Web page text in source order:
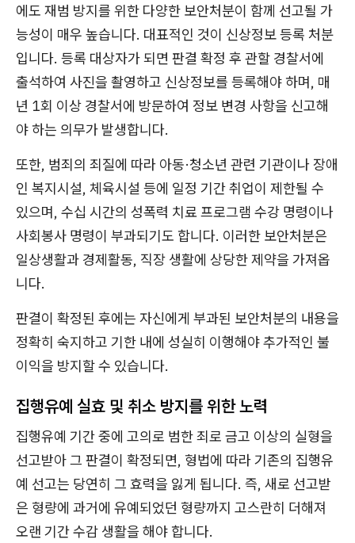
에도 재범 방지를 위한 다양한 보안처분이 함께 선고될 가
능성이 매우 높습니다. 대표적인 것이 신상정보 등록 처분
입니다. 등록 대상자가 되면 판결 확정 후 관할 경찰서에
출석하여 사진을 촬영하고 신상정보를 등록해야 하며, 매
년 1회 이상 경찰서에 방문하여 정보 변경 사항을 신고해
야 하는 의무가 발생합니다.
또한, 범죄의 죄질에 따라 아동·청소년 관련 기관이나 장애
인 복지시설, 체육시설 등에 일정 기간 취업이 제한될 수
있으며, 수십 시간의 성폭력 치료 프로그램 수강 명령이나
사회봉사 명령이 부과되기도 합니다. 이러한 보안처분은
일상생활과 경제활동, 직장 생활에 상당한 제약을 가져옵
니다.
판결이 확정된 후에는 자신에게 부과된 보안처분의 내용을
정확히 숙지하고 기한 내에 성실히 이행해야 추가적인 불
이익을 방지할 수 있습니다.
집행유예 실효 및 취소 방지를 위한 노력
집행유예 기간 중에 고의로 범한 죄로 금고 이상의 실형을
선고받아 그 판결이 확정되면, 형법에 따라 기존의 집행유
예 선고는 당연히 그 효력을 잃게 됩니다. 즉, 새로 선고받
은 형량에 과거에 유예되었던 형량까지 고스란히 더해져
오랜 기간 수감 생활을 해야 합니다.